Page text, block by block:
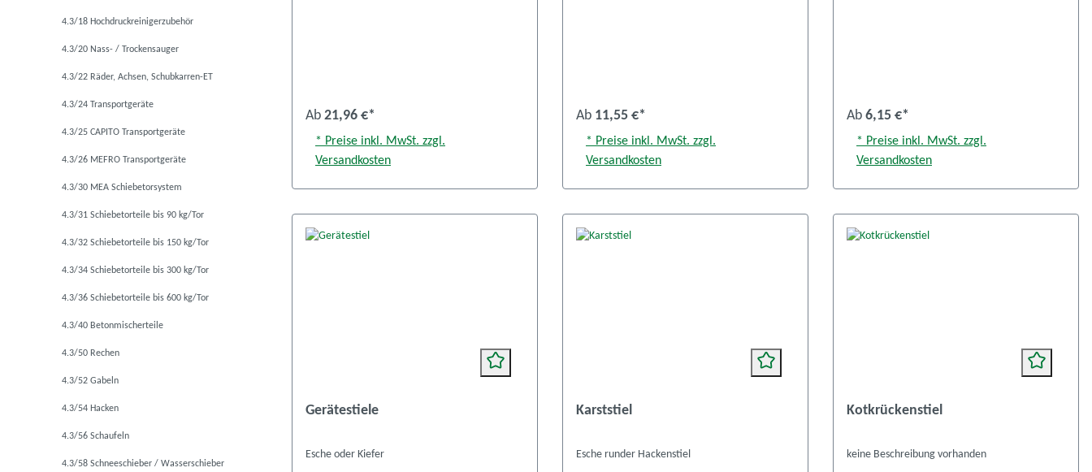
4.3/18 Hochdruckreinigerzubehör
4.3/20 Nass- / Trockensauger
4.3/22 Räder, Achsen, Schubkarren-ET
4.3/24 Transportgeräte
4.3/25 CAPITO Transportgeräte
4.3/26 MEFRO Transportgeräte
4.3/30 MEA Schiebetorsystem
4.3/31 Schiebetorteile bis 90 kg/Tor
4.3/32 Schiebetorteile bis 150 kg/Tor
4.3/34 Schiebetorteile bis 300 kg/Tor
4.3/36 Schiebetorteile bis 600 kg/Tor
4.3/40 Betonmischerteile
4.3/50 Rechen
4.3/52 Gabeln
4.3/54 Hacken
4.3/56 Schaufeln
4.3/58 Schneeschieber / Wasserschieber
Ab 21,96 €*
* Preise inkl. MwSt. zzgl.
Versandkosten
Ab 11,55 €*
* Preise inkl. MwSt. zzgl.
Versandkosten
Ab 6,15 €*
* Preise inkl. MwSt. zzgl.
Versandkosten
Gerätestiele
Esche oder Kiefer
Karststiel
Esche runder Hackenstiel
Kotkrückenstiel
keine Beschreibung vorhanden